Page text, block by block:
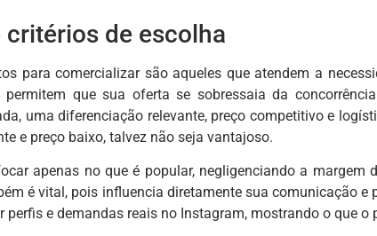
critérios de escolha
para comercializar são aqueles que atendem a
que sua oferta se sobressaia da
uma diferenciação relevante, preço competitivo e
e preço baixo, talvez não seja vantajoso.
apenas no que é popular, negligenciando a
é vital, pois influencia diretamente sua comunicação e
perfis e demandas reais no Instagram, mostrando o que o